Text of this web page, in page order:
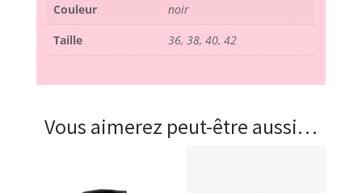
Couleur
noir
Taille
36, 38, 40, 42
Vous aimerez peut-être aussi…